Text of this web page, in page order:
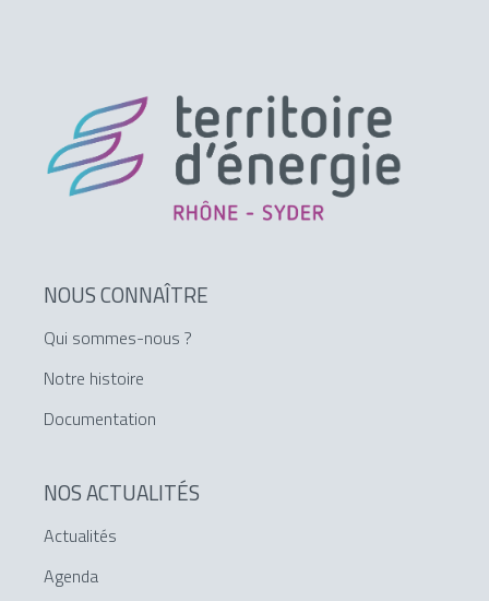
NOUS CONNAÎTRE
Qui sommes-nous ?
Notre histoire
Documentation
NOS ACTUALITÉS
Actualités
Agenda